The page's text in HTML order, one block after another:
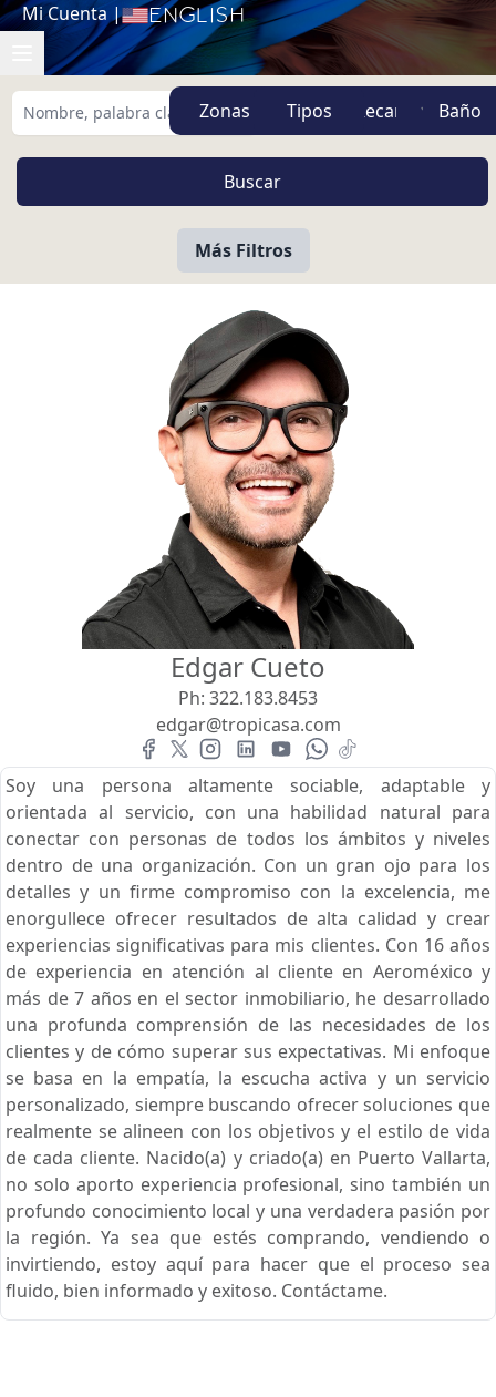
Mi Cuenta | English
Zonas Tipos
Más Filtros
Vista
Pie de Playa Buscar usando:
MXN
Menor Precio Primero
Edgar Cueto
Ph: 322.183.8453
edgar@tropicasa.com
Soy una persona altamente sociable, adaptable y
orientada al servicio, con una habilidad natural para
conectar con personas de todos los ámbitos y niveles
dentro de una organización. Con un gran ojo para los
detalles y un firme compromiso con la excelencia, me
enorgullece ofrecer resultados de alta calidad y crear
experiencias significativas para mis clientes. Con 16 años
de experiencia en atención al cliente en Aeroméxico y
más de 7 años en el sector inmobiliario, he desarrollado
una profunda comprensión de las necesidades de los
clientes y de cómo superar sus expectativas. Mi enfoque
se basa en la empatía, la escucha activa y un servicio
personalizado, siempre buscando ofrecer soluciones que
realmente se alineen con los objetivos y el estilo de vida
de cada cliente. Nacido(a) y criado(a) en Puerto Vallarta,
no solo aporto experiencia profesional, sino también un
profundo conocimiento local y una verdadera pasión por
la región. Ya sea que estés comprando, vendiendo o
invirtiendo, estoy aquí para hacer que el proceso sea
fluido, bien informado y exitoso. Contáctame.